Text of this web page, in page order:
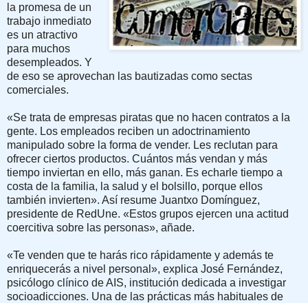
la promesa de un
trabajo inmediato
es un atractivo
para muchos
desempleados. Y
de eso se aprovechan las bautizadas como sectas
comerciales.
«Se trata de empresas piratas que no hacen contratos a la
gente. Los empleados reciben un adoctrinamiento
manipulado sobre la forma de vender. Les reclutan para
ofrecer ciertos productos. Cuántos más vendan y más
tiempo inviertan en ello, más ganan. Es echarle tiempo a
costa de la familia, la salud y el bolsillo, porque ellos
también invierten». Así resume Juantxo Domínguez,
presidente de RedUne. «Estos grupos ejercen una actitud
coercitiva sobre las personas», añade.
«Te venden que te harás rico rápidamente y además te
enriquecerás a nivel personal», explica José Fernández,
psicólogo clínico de AIS, institución dedicada a investigar
socioadicciones. Una de las prácticas más habituales de